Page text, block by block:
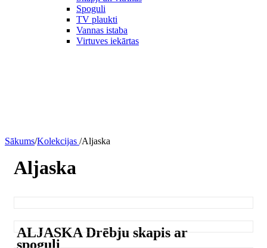
Spoguli
TV plaukti
Vannas istaba
Virtuves iekārtas
Sākums/Kolekcijas /Aljaska
Aljaska
ALJASKA Drēbju skapis ar
spoguli